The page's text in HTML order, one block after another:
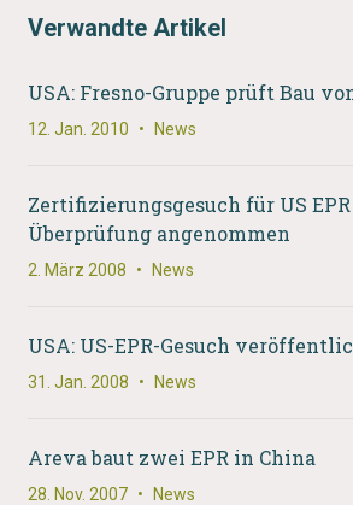
Verwandte Artikel
USA: Fresno-Gruppe prüft Bau
12. Jan. 2010 • News
Zertifizierungsgesuch für US
Überprüfung angenommen
2. März 2008 • News
USA: US-EPR-Gesuch
31. Jan. 2008 • News
Areva baut zwei EPR in China
28. Nov. 2007 • News